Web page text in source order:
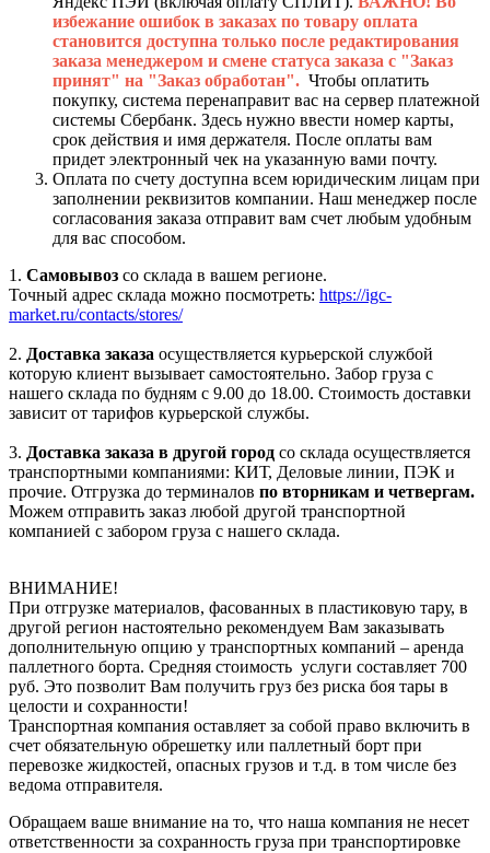
избежание ошибок в заказах по товару оплата
становится доступна только после редактирования
заказа менеджером и смене статуса заказа с "Заказ
принят" на "Заказ обработан". Чтобы оплатить
покупку, система перенаправит вас на сервер платежной
системы Сбербанк. Здесь нужно ввести номер карты,
срок действия и имя держателя. После оплаты вам
придет электронный чек на указанную вами почту.
Оплата по счету доступна всем юридическим лицам при
заполнении реквизитов компании. Наш менеджер после
согласования заказа отправит вам счет любым удобным
для вас способом.
1. Самовывоз со склада в вашем регионе.
Точный адрес склада можно посмотреть: https://igc-
market.ru/contacts/stores/
2. Доставка заказа осуществляется курьерской службой
которую клиент вызывает самостоятельно. Забор груза с
нашего склада по будням с 9.00 до 18.00. Стоимость доставки
зависит от тарифов курьерской службы.
3. Доставка заказа в другой город со склада осуществляется
транспортными компаниями: КИТ, Деловые линии, ПЭК и
прочие. Отгрузка до терминалов по вторникам и четвергам.
Можем отправить заказ любой другой транспортной
компанией с забором груза с нашего склада.
ВНИМАНИЕ!
При отгрузке материалов, фасованных в пластиковую тару, в
другой регион настоятельно рекомендуем Вам заказывать
дополнительную опцию у транспортных компаний – аренда
паллетного борта. Средняя стоимость услуги составляет 700
руб. Это позволит Вам получить груз без риска боя тары в
целости и сохранности!
Транспортная компания оставляет за собой право включить в
счет обязательную обрешетку или паллетный борт при
перевозке жидкостей, опасных грузов и т.д. в том числе без
ведома отправителя.
Обращаем ваше внимание на то, что наша компания не несет
ответственности за сохранность груза при транспортировке